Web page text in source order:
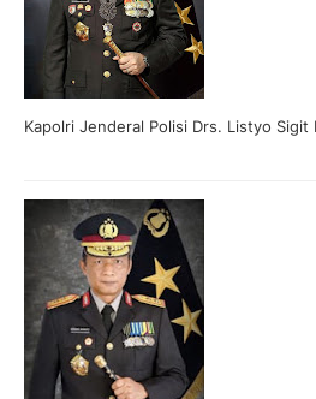
Kapolri Jenderal Polisi Drs. Listyo Sigit